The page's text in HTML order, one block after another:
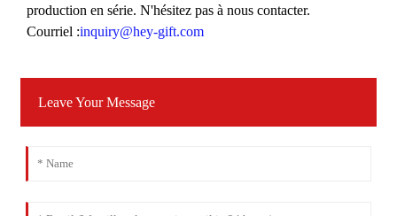
production en série. N'hésitez pas à nous contacter.
Courriel :inquiry@hey-gift.com
Leave Your Message